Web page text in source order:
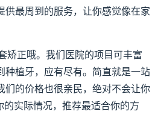
供最周到的服务，让你感觉像在家
矫正哦。我们医院的项目可丰富
种植牙，应有尽有。简直就是一站
们的价格也很亲民，绝对不会让你
的实际情况，推荐最适合你的方